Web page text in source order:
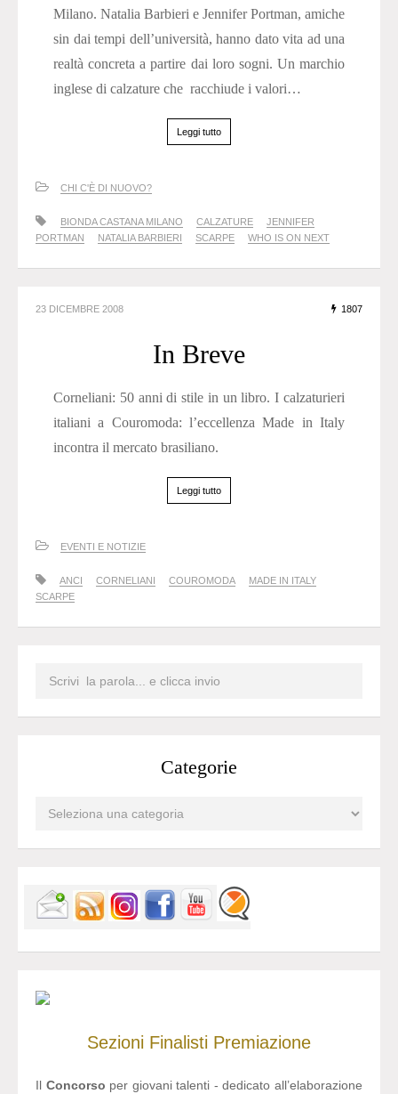
Milano. Natalia Barbieri e Jennifer Portman, amiche
sin dai tempi dell’università, hanno dato vita ad una
realtà concreta a partire dai loro sogni. Un marchio
inglese di calzature che racchiude i valori…
Leggi tutto
CHI C'È DI NUOVO?
BIONDA CASTANA MILANO CALZATURE
JENNIFER
PORTMAN
NATALIA BARBIERI SCARPE WHO IS ON NEXT
23 DICEMBRE 2008 1807
In Breve
Corneliani: 50 anni di stile in un libro. I calzaturieri
italiani a Couromoda: l’eccellenza Made in Italy
incontra il mercato brasiliano.
Leggi tutto
EVENTI E NOTIZIE
ANCI CORNELIANI COUROMODA
MADE IN ITALY
SCARPE
Categorie
Sezioni Finalisti Premiazione
Il Concorso per giovani talenti - dedicato all’elaborazione